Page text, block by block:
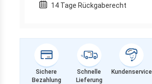
14 Tage Rückgaberecht
Sichere
Bezahlung
Schnelle
Lieferung
Kundenservice